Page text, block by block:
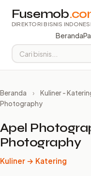
Fusemob
DIREKTORI BISNIS
Beranda
Beranda › Kuliner -
Photography
Apel
Photography
Kuliner → Katering